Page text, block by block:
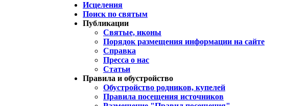
Исцеления
Поиск по святым
Публикации
Святые, иконы
Порядок размещения информации на сайте
Справка
Пресса о нас
Статьи
Правила и обустройство
Обустройство родников, купелей
Правила посещения источников